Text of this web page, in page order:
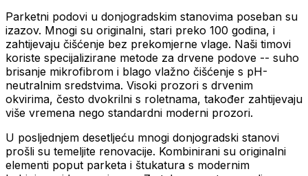
Parketni podovi u donjogradskim stanovima poseban su
izazov. Mnogi su originalni, stari preko 100 godina, i
zahtijevaju čišćenje bez prekomjerne vlage. Naši timovi
koriste specijalizirane metode za drvene podove -- suho
brisanje mikrofibrom i blago vlažno čišćenje s pH-
neutralnim sredstvima. Visoki prozori s drvenim
okvirima, često dvokrilni s roletnama, također zahtijevaju
više vremena nego standardni moderni prozori.
U posljednjem desetljeću mnogi donjogradski stanovi
prošli su temeljite renovacije. Kombinirani su originalni
elementi poput parketa i štukatura s modernim